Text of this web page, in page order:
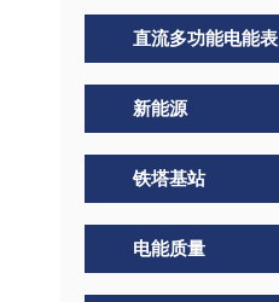
直流多功能电能表
新能源
铁塔基站
电能质量